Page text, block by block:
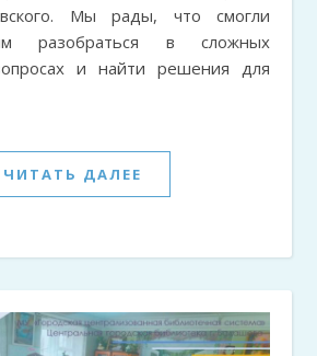
Мы рады, что смогли
разобраться в сложных
и найти решения для
ЧИТАТЬ ДАЛЕЕ